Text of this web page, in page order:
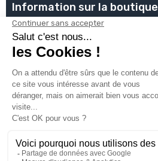
Information sur la boutique
PLOMBSERVICE
INFOS PRATIQUES
VOTRE COMPTE